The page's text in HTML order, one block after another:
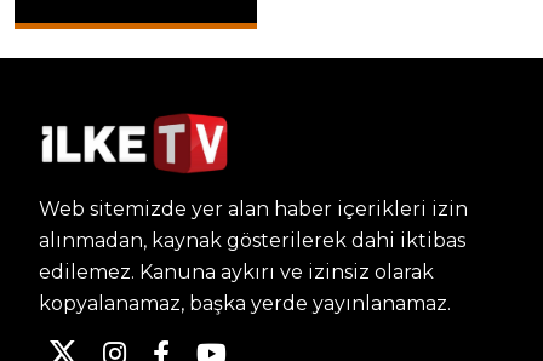
Web sitemizde yer alan haber içerikleri izin
alınmadan, kaynak gösterilerek dahi iktibas
edilemez. Kanuna aykırı ve izinsiz olarak
kopyalanamaz, başka yerde yayınlanamaz.